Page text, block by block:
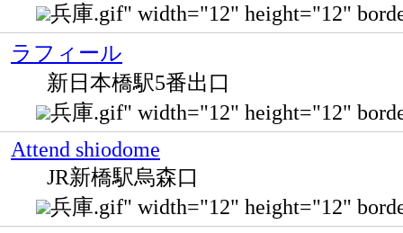
兵庫.gif" width="12" height="12"
ラフィール
新日本橋駅5番出口
兵庫.gif" width="12" height="12"
Attend shiodome
JR新橋駅烏森口
兵庫.gif" width="12" height="12"